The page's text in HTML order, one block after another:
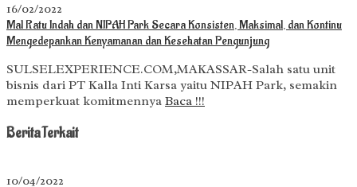
16/02/2022
Mal Ratu Indah dan NIPAH Park Secara Konsisten, Maksimal, dan Kontinu
Mengedepankan Kenyamanan dan Kesehatan Pengunjung
SULSELEXPERIENCE.COM,MAKASSAR-Salah satu unit
bisnis dari PT Kalla Inti Karsa yaitu NIPAH Park, semakin
memperkuat komitmennya Baca !!!
Berita Terkait
10/04/2022